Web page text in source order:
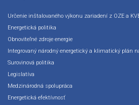
Určenie inštalovaného výkonu zariadení z OZE a
Energetická politika
Obnoviteľné zdroje energie
Integrovaný národný energetický a klimatický plán
Surovinová politika
Legislatíva
Medzinárodná spolupráca
Energetická efektívnosť